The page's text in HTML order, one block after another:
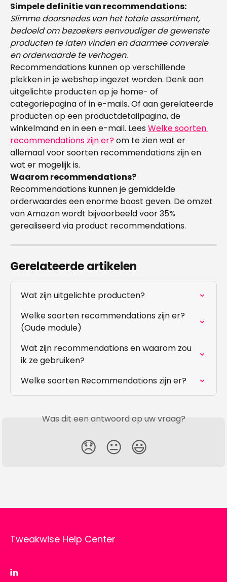
Simpele definitie van recommendations:
Slimme doorsnedes van het totale assortiment,
bedoeld om bezoekers eenvoudiger de gewenste
producten te laten vinden en daarmee conversie
en orderwaarde te verhogen.
Recommendations kunnen op verschillende
plekken in je webshop ingezet worden. Denk aan
uitgelichte producten op je home- of
categoriepagina of in e-mails. Of aan gerelateerde
producten op een productdetailpagina, de
winkelmand en in een e-mail. Lees Welke soorten
recommendations zijn er? om te zien wat er
allemaal voor soorten recommendations zijn en
wat er mogelijk is.
Waarom recommendations?
Recommendations kunnen je gemiddelde
orderwaardes een enorme boost geven. De omzet
van Amazon wordt bijvoorbeeld voor 35%
gerealiseerd via product recommendations.
Gerelateerde artikelen
Wat zijn uitgelichte producten?
Welke soorten recommendations zijn er?
(Oude module)
Wat zijn recommendations en waarom zou
ik ze gebruiken?
Welke soorten Recommendations zijn er?
Was dit een antwoord op uw vraag?
😞 😐 😃
Tweakwise Help Center